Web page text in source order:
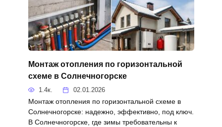
Монтаж отопления по горизонтальной
схеме в Солнечногорске
1.4к. 02.01.2026
Монтаж отопления по горизонтальной схеме в
Солнечногорске: надежно, эффективно, под ключ.
В Солнечногорске, где зимы требовательны к